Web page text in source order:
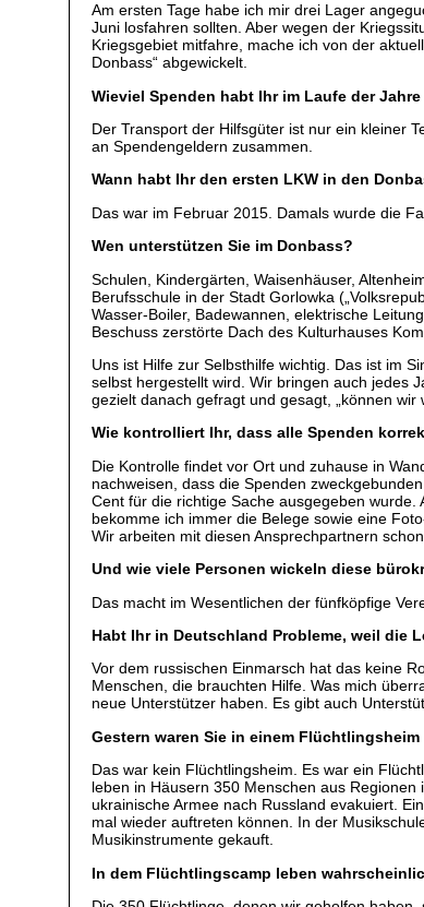
Am ersten Tage habe ich mir drei Lager
Juni losfahren sollten. Aber wegen der
Kriegsgebiet mitfahre, mache ich von der
Donbass“ abgewickelt.
Wieviel Spenden habt Ihr im Laufe der
Der Transport der Hilfsgüter ist nur ein kleiner
an Spendengeldern zusammen.
Wann habt Ihr den ersten LKW in den
Das war im Februar 2015. Damals wurde die
Wen unterstützen Sie im Donbass?
Schulen, Kindergärten, Waisenhäuser,
Berufsschule in der Stadt Gorlowka
Wasser-Boiler, Badewannen, elektrische
Beschuss zerstörte Dach des Kulturhauses
Uns ist Hilfe zur Selbsthilfe wichtig. Das ist im
selbst hergestellt wird. Wir bringen auch jedes
gezielt danach gefragt und gesagt, „können wir
Wie kontrolliert Ihr, dass alle Spenden
Die Kontrolle findet vor Ort und zuhause in
nachweisen, dass die Spenden
Cent für die richtige Sache ausgegeben
bekomme ich immer die Belege sowie eine
Wir arbeiten mit diesen Ansprechpartnern
Und wie viele Personen wickeln diese
Das macht im Wesentlichen der fünfköpfige
Habt Ihr in Deutschland Probleme, weil die
Vor dem russischen Einmarsch hat das keine
Menschen, die brauchten Hilfe. Was mich
neue Unterstützer haben. Es gibt auch
Gestern waren Sie in einem
Das war kein Flüchtlingsheim. Es war ein
leben in Häusern 350 Menschen aus
ukrainische Armee nach Russland evakuiert.
mal wieder auftreten können. In der
Musikinstrumente gekauft.
In dem Flüchtlingscamp leben